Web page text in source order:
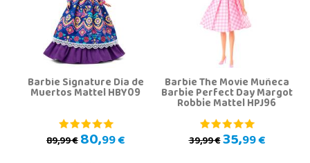
Barbie Signature Día de
Muertos Mattel HBY09
89,99 €80,99 €
Barbie The Movie Muñeca
Barbie Perfect Day Margot
Robbie Mattel HPJ96
39,99 €35,99 €